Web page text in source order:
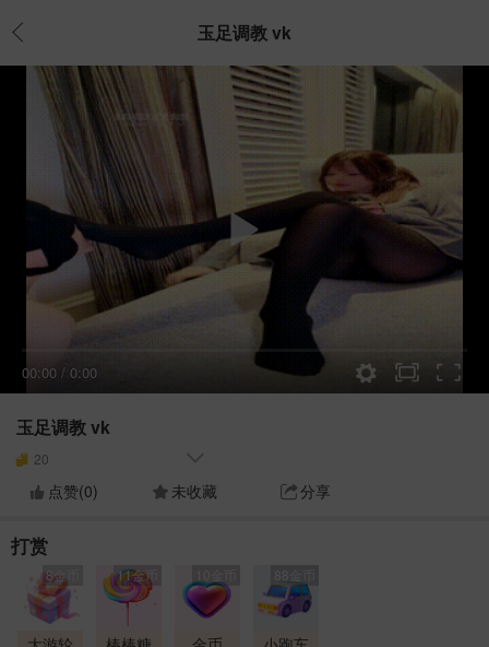
玉足调教 vk
00:00 / 0:00
玉足调教 vk
20
点赞(0) 未收藏 分享
打赏
8金币 11金币